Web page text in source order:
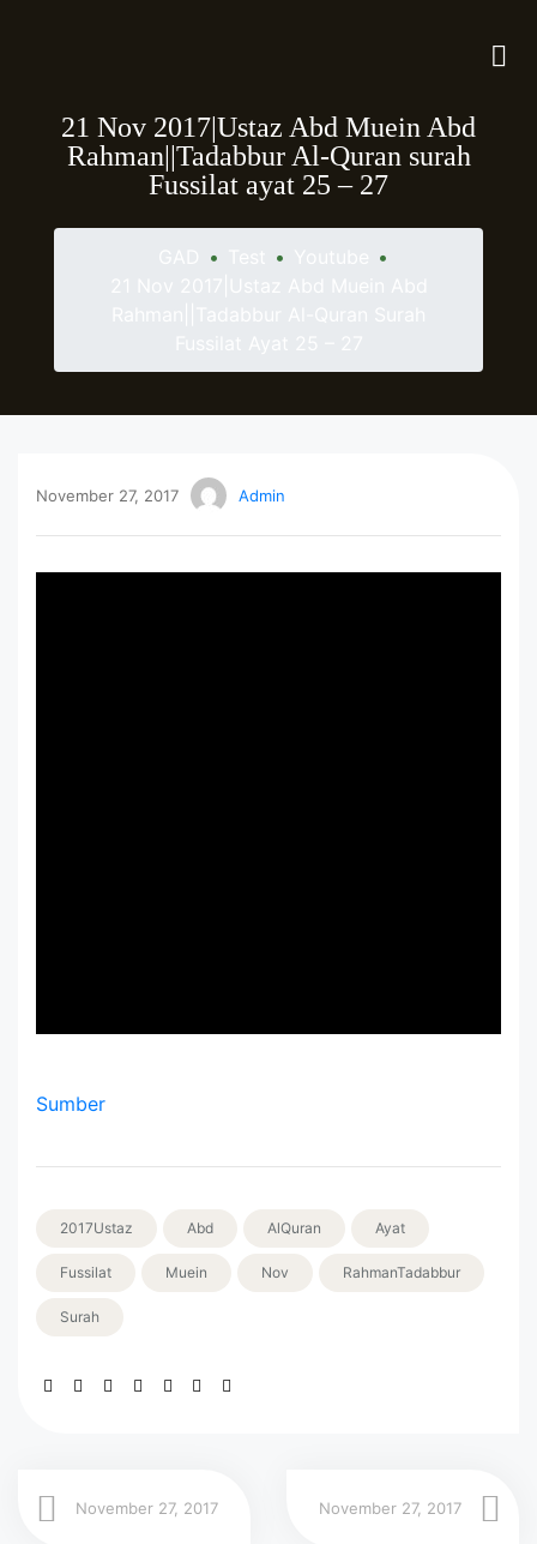
21 Nov 2017|Ustaz Abd Muein Abd
Rahman||Tadabbur Al-Quran surah
Fussilat ayat 25 – 27
• •
•
November 27, 2017 Admin
Sumber
2017Ustaz Abd AlQuran Ayat
Fussilat Muein Nov RahmanTadabbur
Surah
November 27, 2017 November 27, 2017